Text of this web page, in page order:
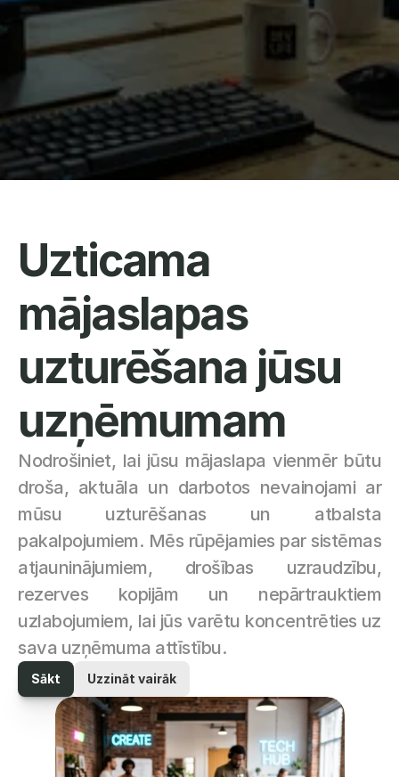
Uzticama
mājaslapas
uzturēšana jūsu
uzņēmumam
Nodrošiniet, lai jūsu mājaslapa vienmēr būtu
droša, aktuāla un darbotos nevainojami ar
mūsu uzturēšanas un atbalsta
pakalpojumiem. Mēs rūpējamies par sistēmas
atjauninājumiem, drošības uzraudzību,
rezerves kopijām un nepārtrauktiem
uzlabojumiem, lai jūs varētu koncentrēties uz
sava uzņēmuma attīstību.
Sākt Uzzināt vairāk